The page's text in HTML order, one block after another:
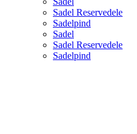
Sadel Reservedele
Sadelpind
Sadel
Sadel Reservedele
Sadelpind